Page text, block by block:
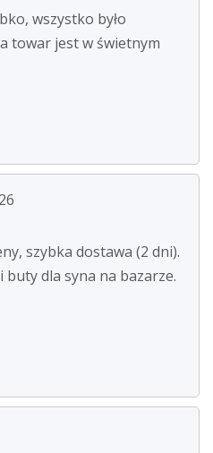
wszystko było
towar jest w świetnym
szybka dostawa (2 dni).
buty dla syna na bazarze.